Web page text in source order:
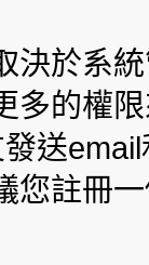
決於系
多的權
送
您註冊